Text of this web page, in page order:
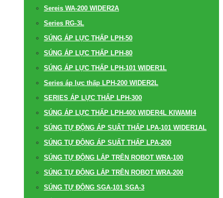
Sereis WA-200 WIDER2A
Series RG-3L
SÚNG ÁP LỰC THẤP LPH-50
SÚNG ÁP LỰC THẤP LPH-80
SÚNG ÁP LỰC THẤP LPH-101 WIDER1L
Series áp lực thấp LPH-200 WIDER2L
SERIES ÁP LỰC THẤP LPH-300
SÚNG ÁP LỰC THẤP LPH-400 WIDER4L KIWAMI4
SÚNG TỰ ĐỘNG ÁP SUẤT THẤP LPA-101 WIDER1AL
SÚNG TỰ ĐỘNG ÁP SUẤT THẤP LPA-200
SÚNG TỰ ĐỘNG LẮP TRÊN ROBOT WRA-100
SÚNG TỰ ĐỘNG LẮP TRÊN ROBOT WRA-200
SÚNG TỰ ĐỘNG SGA-101 SGA-3